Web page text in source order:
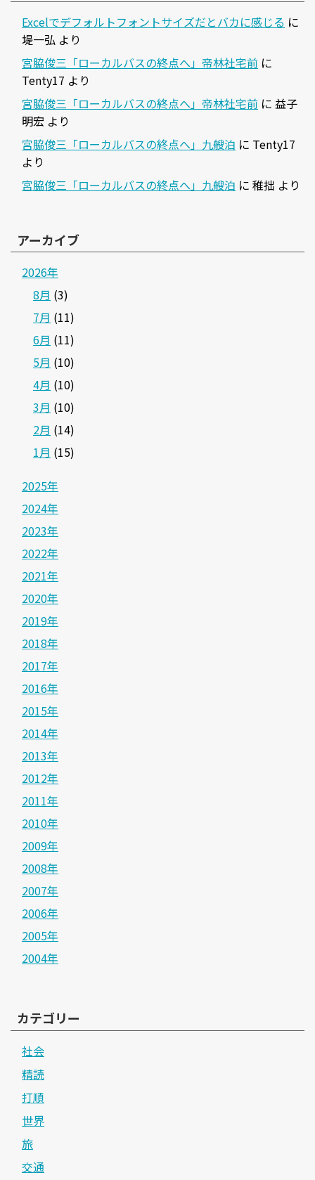
Excelでデフォルトフォントサイズだとバカに感じる に
堤一弘 より
宮脇俊三「ローカルバスの終点へ」帝林社宅前 に
Tenty17 より
宮脇俊三「ローカルバスの終点へ」帝林社宅前 に 益子
明宏 より
宮脇俊三「ローカルバスの終点へ」九艘泊 に Tenty17
より
宮脇俊三「ローカルバスの終点へ」九艘泊 に 稚拙 より
アーカイブ
2026年
8月 (3)
7月 (11)
6月 (11)
5月 (10)
4月 (10)
3月 (10)
2月 (14)
1月 (15)
2025年
2024年
2023年
2022年
2021年
2020年
2019年
2018年
2017年
2016年
2015年
2014年
2013年
2012年
2011年
2010年
2009年
2008年
2007年
2006年
2005年
2004年
カテゴリー
社会
精読
打順
世界
旅
交通